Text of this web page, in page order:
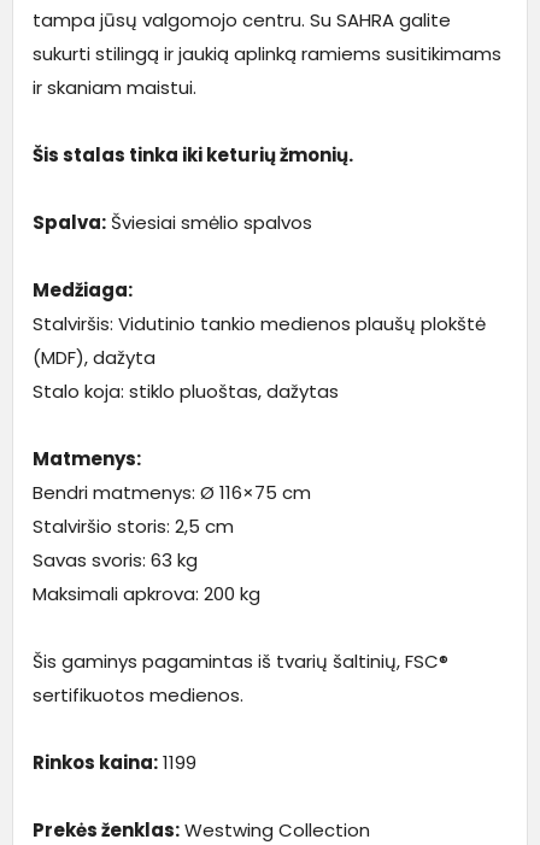
tampa jūsų valgomojo centru. Su SAHRA galite
sukurti stilingą ir jaukią aplinką ramiems susitikimams
ir skaniam maistui.
Šis stalas tinka iki keturių žmonių.
Spalva: Šviesiai smėlio spalvos
Medžiaga:
Stalviršis: Vidutinio tankio medienos plaušų plokštė
(MDF), dažyta
Stalo koja: stiklo pluoštas, dažytas
Matmenys:
Bendri matmenys: Ø 116×75 cm
Stalviršio storis: 2,5 cm
Savas svoris: 63 kg
Maksimali apkrova: 200 kg
Šis gaminys pagamintas iš tvarių šaltinių, FSC®
sertifikuotos medienos.
Rinkos kaina:1199
Prekės ženklas:Westwing Collection